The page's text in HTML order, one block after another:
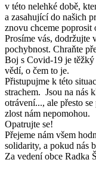
v této nelehké době,
a zasahující do našich
znovu chceme poprosit
Prosíme vás, dodržujte
pochybnost. Chraňte
Boj s Covid-19 je
vědí, o čem to je.
Přistupujme k této
strachem. Jsou na nás
otrávení..., ale přesto
zlost nám nepomohou.
Opatrujte se!
Přejeme nám všem
solidarity, a pokud nás
Za vedení obce Radka